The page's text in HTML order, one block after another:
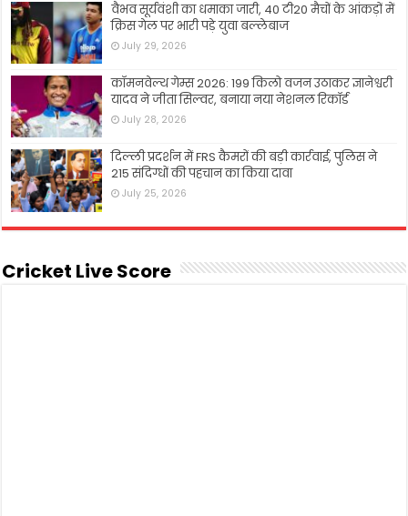
वैभव सूर्यवंशी का धमाका जारी, 40 टी20 मैचों के आंकड़ों में
क्रिस गेल पर भारी पड़े युवा बल्लेबाज
July 29, 2026
कॉमनवेल्थ गेम्स 2026: 199 किलो वजन उठाकर ज्ञानेश्वरी
यादव ने जीता सिल्वर, बनाया नया नेशनल रिकॉर्ड
July 28, 2026
दिल्ली प्रदर्शन में FRS कैमरों की बड़ी कार्रवाई, पुलिस ने
215 संदिग्धों की पहचान का किया दावा
July 25, 2026
Cricket Live Score